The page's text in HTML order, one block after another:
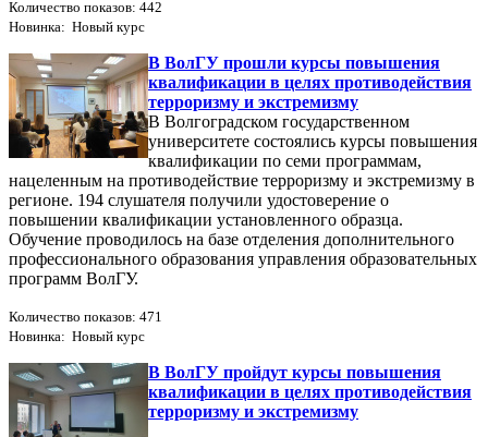
Количество показов: 442
Новинка: Новый курс
В ВолГУ прошли курсы повышения
квалификации в целях противодействия
терроризму и экстремизму
В Волгоградском государственном
университете состоялись курсы повышения
квалификации по семи программам,
нацеленным на противодействие терроризму и экстремизму в
регионе. 194 слушателя получили удостоверение о
повышении квалификации установленного образца.
Обучение проводилось на базе отделения дополнительного
профессионального образования управления образовательных
программ ВолГУ.
Количество показов: 471
Новинка: Новый курс
В ВолГУ пройдут курсы повышения
квалификации в целях противодействия
терроризму и экстремизму